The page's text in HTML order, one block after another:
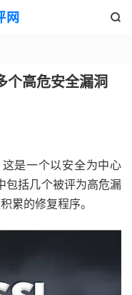
网 
个高危安全漏洞
是一个以安全为中心
包括几个被评为高危漏
累的修复程序。